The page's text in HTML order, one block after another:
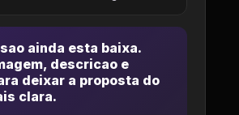
ainda esta baixa.
descricao e
deixar a proposta do
clara.